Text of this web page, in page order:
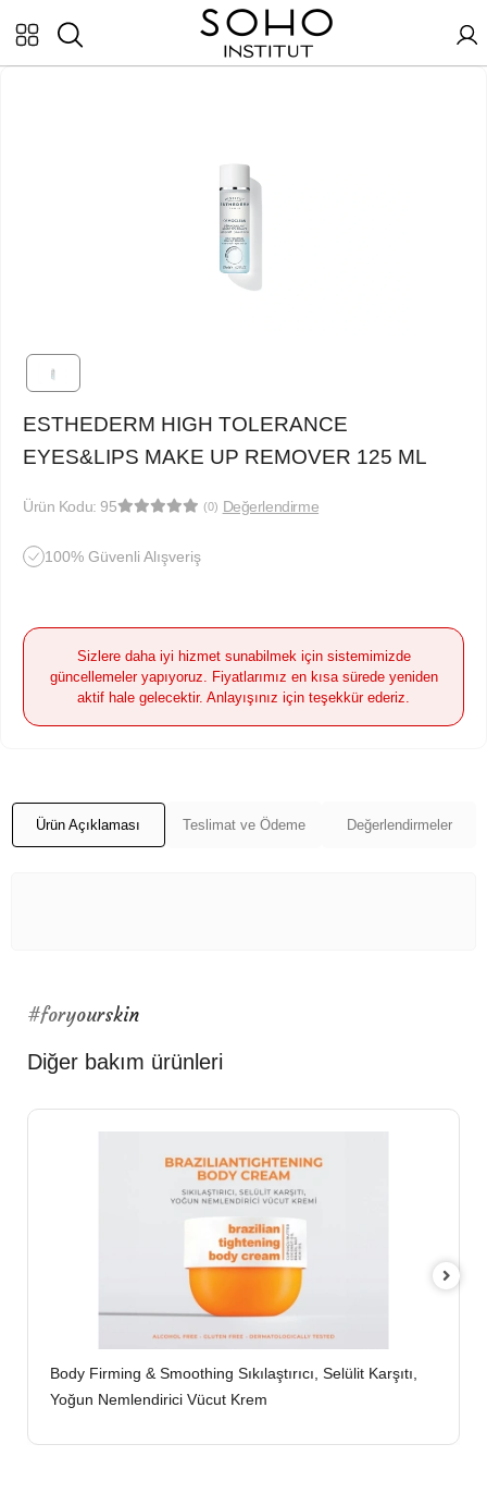
ESTHEDERM HIGH TOLERANCE
EYES&LIPS MAKE UP REMOVER 125 ML
Ürün Kodu: 95 (0) Değerlendirme
100% Güvenli Alışveriş
Sizlere daha iyi hizmet sunabilmek için sistemimizde
güncellemeler yapıyoruz. Fiyatlarımız en kısa sürede yeniden
aktif hale gelecektir. Anlayışınız için teşekkür ederiz.
Ürün Açıklaması Teslimat ve Ödeme Değerlendirmeler
#foryourskin
Diğer bakım ürünleri
Body Firming & Smoothing Sıkılaştırıcı, Selülit Karşıtı,
Yoğun Nemlendirici Vücut Krem